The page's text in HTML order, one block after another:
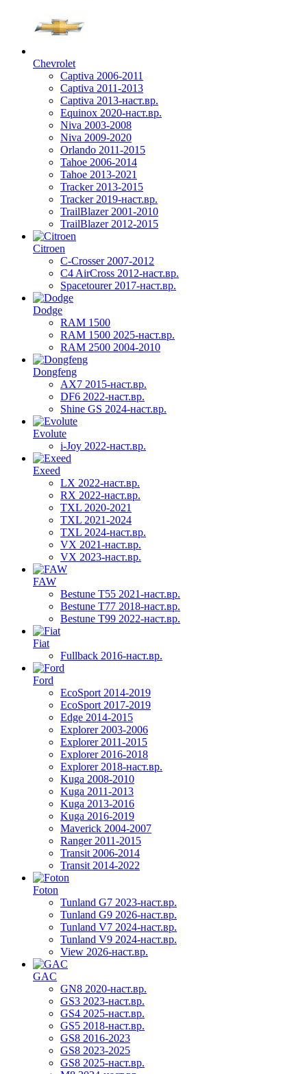
Chevrolet
Captiva 2006-2011
Captiva 2011-2013
Captiva 2013-наст.вр.
Equinox 2020-наст.вр.
Niva 2003-2008
Niva 2009-2020
Orlando 2011-2015
Tahoe 2006-2014
Tahoe 2013-2021
Tracker 2013-2015
Tracker 2019-наст.вр.
TrailBlazer 2001-2010
TrailBlazer 2012-2015
Citroen
C-Crosser 2007-2012
C4 AirCross 2012-наст.вр.
Spacetourer 2017-наст.вр.
Dodge
RAM 1500
RAM 1500 2025-наст.вр.
RAM 2500 2004-2010
Dongfeng
AX7 2015-наст.вр.
DF6 2022-наст.вр.
Shine GS 2024-наст.вр.
Evolute
i-Joy 2022-наст.вр.
Exeed
LX 2022-наст.вр.
RX 2022-наст.вр.
TXL 2020-2021
TXL 2021-2024
TXL 2024-наст.вр.
VX 2021-наст.вр.
VX 2023-наст.вр.
FAW
Bestune T55 2021-наст.вр.
Bestune T77 2018-наст.вр.
Bestune T99 2022-наст.вр.
Fiat
Fullback 2016-наст.вр.
Ford
EcoSport 2014-2019
EcoSport 2017-2019
Edge 2014-2015
Explorer 2003-2006
Explorer 2011-2015
Explorer 2016-2018
Explorer 2018-наст.вр.
Kuga 2008-2010
Kuga 2011-2013
Kuga 2013-2016
Kuga 2016-2019
Maverick 2004-2007
Ranger 2011-2015
Transit 2006-2014
Transit 2014-2022
Foton
Tunland G7 2023-наст.вр.
Tunland G9 2026-наст.вр.
Tunland V7 2024-наст.вр.
Tunland V9 2024-наст.вр.
View 2026-наст.вр.
GAC
GN8 2020-наст.вр.
GS3 2023-наст.вр.
GS4 2025-наст.вр.
GS5 2018-наст.вр.
GS8 2016-2023
GS8 2023-2025
GS8 2025-наст.вр.